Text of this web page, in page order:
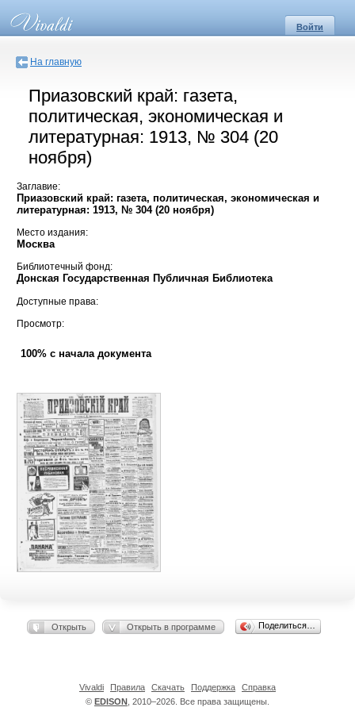
Войти
На главную
Приазовский край: газета,
политическая, экономическая и
литературная: 1913, № 304 (20
ноября)
Заглавие:
Приазовский край: газета, политическая, экономическая и
литературная: 1913, № 304 (20 ноября)
Место издания:
Москва
Библиотечный фонд:
Донская Государственная Публичная Библиотека
Доступные права:
Просмотр:
100% с начала документа
Открыть Открыть в программе Поделиться…
© EDISON , 2010–2026. Все права защищены.
Vivaldi Правила Скачать Поддержка Справка